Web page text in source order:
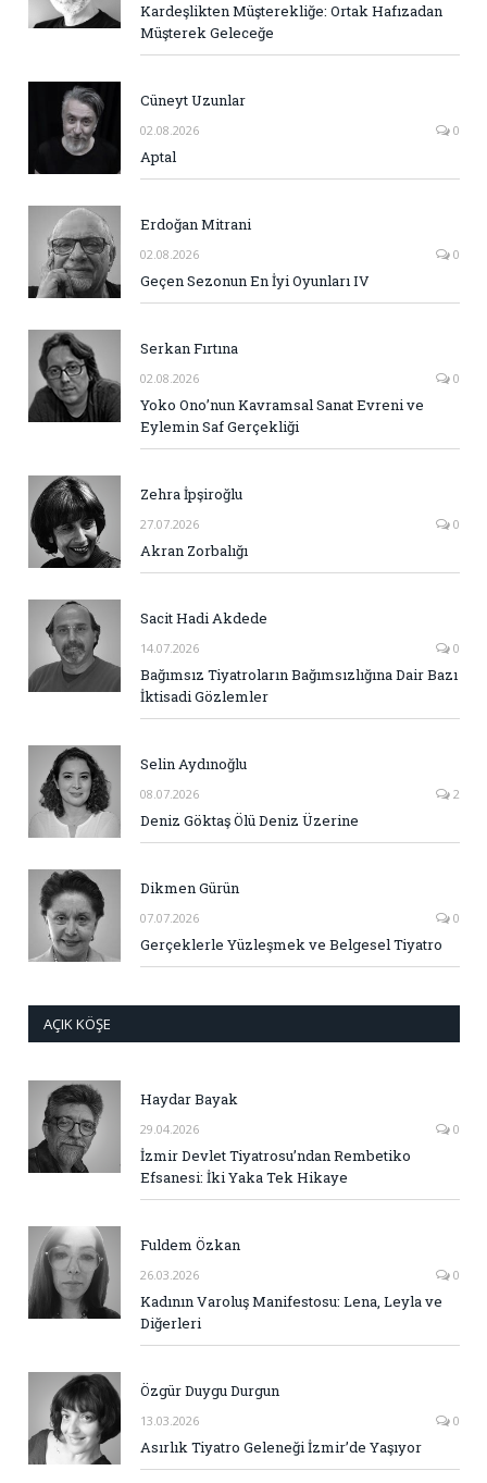
Kardeşlikten Müşterekliğe: Ortak Hafızadan
Müşterek Geleceğe
Cüneyt Uzunlar
02.08.2026 0
Aptal
Erdoğan Mitrani
02.08.2026 0
Geçen Sezonun En İyi Oyunları IV
Serkan Fırtına
02.08.2026 0
Yoko Ono’nun Kavramsal Sanat Evreni ve
Eylemin Saf Gerçekliği
Zehra İpşiroğlu
27.07.2026 0
Akran Zorbalığı
Sacit Hadi Akdede
14.07.2026 0
Bağımsız Tiyatroların Bağımsızlığına Dair Bazı
İktisadi Gözlemler
Selin Aydınoğlu
08.07.2026 2
Deniz Göktaş Ölü Deniz Üzerine
Dikmen Gürün
07.07.2026 0
Gerçeklerle Yüzleşmek ve Belgesel Tiyatro
AÇIK KÖŞE
Haydar Bayak
29.04.2026 0
İzmir Devlet Tiyatrosu’ndan Rembetiko
Efsanesi: İki Yaka Tek Hikaye
Fuldem Özkan
26.03.2026 0
Kadının Varoluş Manifestosu: Lena, Leyla ve
Diğerleri
Özgür Duygu Durgun
13.03.2026 0
Asırlık Tiyatro Geleneği İzmir’de Yaşıyor